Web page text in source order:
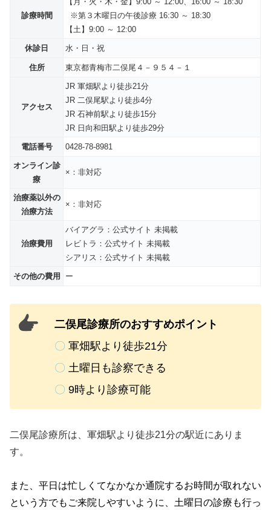
診療時間
※第３木曜日の午後診療 16:30 ～ 18:30
【土】9:00 ～ 12:00
休診日 水・ 日・祝
住所 東京都青梅市二俣尾４－９５４－１
アクセス
JR 軍畑駅より徒歩21分
JR 二俣尾駅より徒歩4分
JR 石神前駅より徒歩15分
JR 日向和田駅より徒歩29分
電話番号 0428-78-8981
オンライン診
療
×：非対応
治療薬以外の
治療方法
×：非対応
治療費用
バイアグラ：公式サイト 未掲載
レビトラ：公式サイト 未掲載
シアリス：公式サイト 未掲載
その他の費用 ー
二俣尾診療所のおすすめポイント
〇 軍畑駅より徒歩21分
〇 土曜日も診察できる
〇 9時より診療可能
二俣尾診療所は、軍畑駅より徒歩21分の駅近にありま
す。
また、 平日は忙しくてなかなか通院するお時間が取れない
という方でもご来院しやすいように、土曜日の診療も行っ